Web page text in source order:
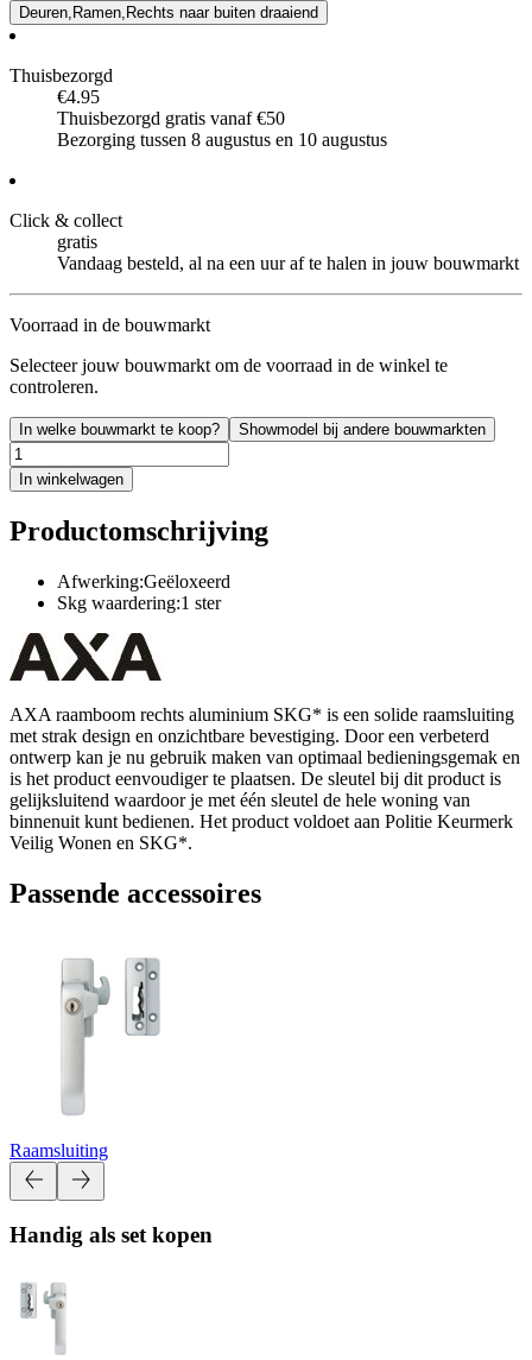
Deuren,Ramen,Rechts naar buiten draaiend
Thuisbezorgd
€4.95
Thuisbezorgd gratis vanaf €50
Bezorging tussen 8 augustus en 10 augustus
Click & collect
gratis
Vandaag besteld, al na een uur af te halen in jouw bouwmarkt
Voorraad in de bouwmarkt
Selecteer jouw bouwmarkt om de voorraad in de winkel te
controleren.
In welke bouwmarkt te koop? Showmodel bij andere bouwmarkten
In winkelwagen
Productomschrijving
Afwerking:Geëloxeerd
Skg waardering:1 ster
AXA raamboom rechts aluminium SKG* is een solide raamsluiting
met strak design en onzichtbare bevestiging. Door een verbeterd
ontwerp kan je nu gebruik maken van optimaal bedieningsgemak en
is het product eenvoudiger te plaatsen. De sleutel bij dit product is
gelijksluitend waardoor je met één sleutel de hele woning van
binnenuit kunt bedienen. Het product voldoet aan Politie Keurmerk
Veilig Wonen en SKG*.
Passende accessoires
Raamsluiting
Handig als set kopen